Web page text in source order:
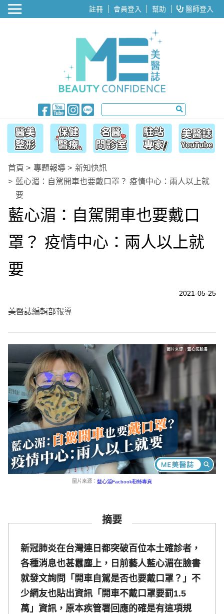
醫美整形 註冊 會員登入 幫助 醫師登入
首頁 專題報導
新知快訊
藍心湄：自駕開車也要戴口罩？ 疫情中心：兩人以上就
要
藍心湄：自駕開車也要戴口
罩？ 疫情中心：兩人以上就
要
2021-05-25
美醫誌編輯部報導
圖片來源： 藍心湄Facbook粉絲專頁
摘要
新冠肺炎在台灣連日都突破百位本土確診者，
各種消息也甚囂塵上，日前藝人藍心湄在臉書
就發文詢問「開車自駕是否也要戴口罩？」不
少網友也貼出資訊「開車不戴口罩要罰1.5
萬」資訊，原本疾管署回應的確是有這項規